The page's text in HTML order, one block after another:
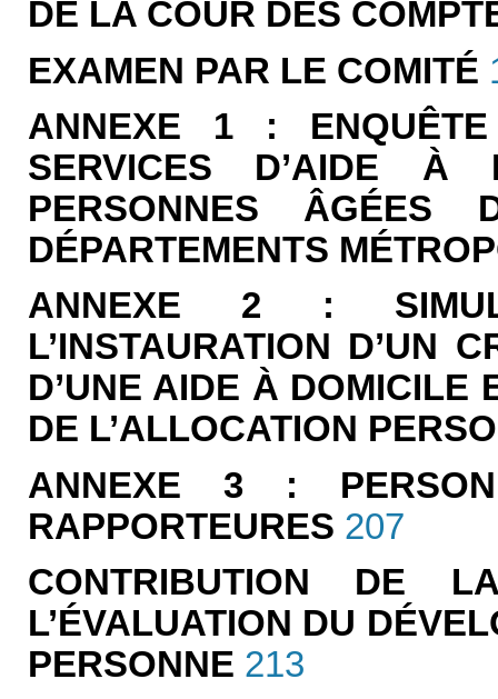
DE LA COUR DES
EXAMEN PAR LE COMITÉ
ANNEXE 1 :
SERVICES D’AIDE À
PERSONNES ÂGÉES
DÉPARTEMENTS
ANNEXE 2 :
L’INSTAURATION D’UN
D’UNE AIDE À DOMICILE
DE L’ALLOCATION
ANNEXE 3 :
RAPPORTEURES 207
CONTRIBUTION DE
L’ÉVALUATION DU
PERSONNE 213